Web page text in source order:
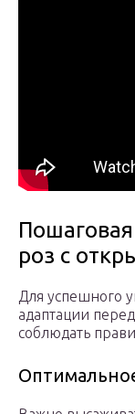
роз с
Для успешного
адаптации
соблюдать